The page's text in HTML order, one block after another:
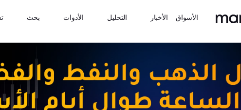
الأسواق الأخبار التحليل الأدوات بحث